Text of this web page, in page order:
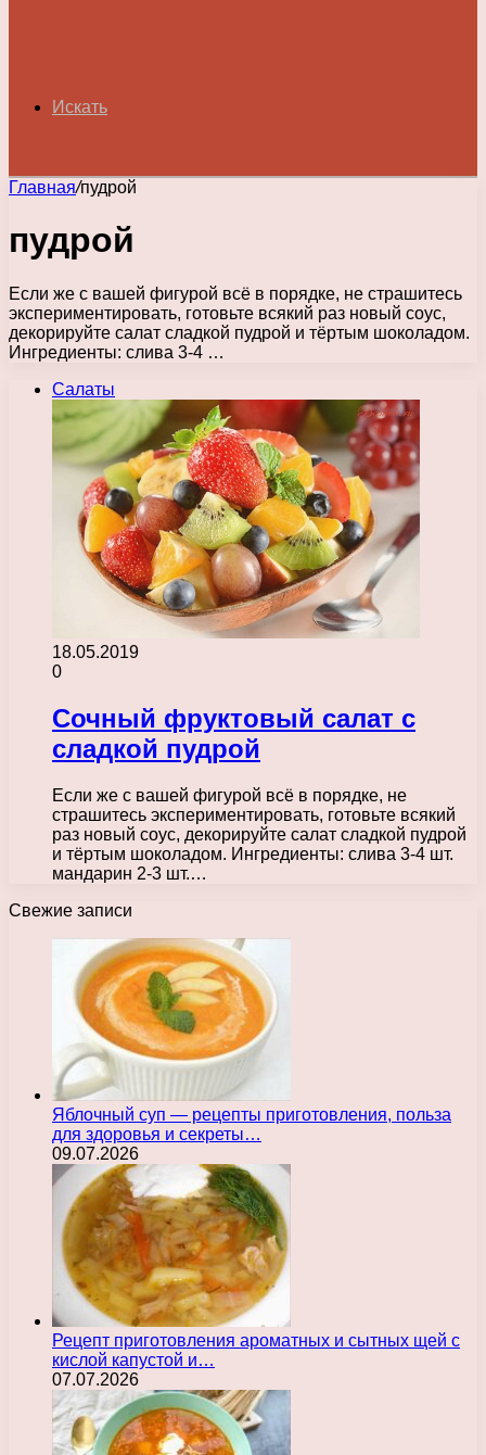
Искать
Главная/пудрой
пудрой
Если же с вашей фигурой всё в порядке, не страшитесь
экспериментировать, готовьте всякий раз новый соус,
декорируйте салат сладкой пудрой и тёртым шоколадом.
Ингредиенты: слива 3-4 …
Салаты
18.05.2019
0
Сочный фруктовый салат с
сладкой пудрой
Если же с вашей фигурой всё в порядке, не
страшитесь экспериментировать, готовьте всякий
раз новый соус, декорируйте салат сладкой пудрой
и тёртым шоколадом. Ингредиенты: слива 3-4 шт.
мандарин 2-3 шт.…
Свежие записи
Яблочный суп — рецепты приготовления, польза
для здоровья и секреты…
09.07.2026
Рецепт приготовления ароматных и сытных щей с
кислой капустой и…
07.07.2026